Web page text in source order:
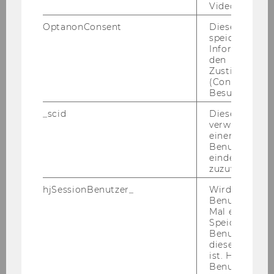
· An der WU ist ein Arbeitskreis für
Gleichbehandlungsfragen eingerichtet. Nähere
http://www.wu.ac.at/structure/lobby/equaltre
· Reise- und Aufenthaltskosten: Wir bitten
Bewerberinnen und Bewerber um Verständnis
dafür, dass Reise- und Aufenthaltskosten, die
Aufnahmeverfahren entstehen, nicht von der
Wirtschaftsuniversität Wien abgegolten
werden können.
In­sti­tut für Wirtschafts-​ und So­zi­al­ge­
ist vor­aus­sicht­lich ab 1. Jän­ner 2011 bis
eine Stel­le für einen Uni­
ver­si­täts­as­sis­ten­ten/eine Uni­ver­si­täts­as­sis­
Video
OptanonConsent
Dieses Cookie
speichert
den
(Consent)
Besuchers.
_scid
Dieses
verwendet,
einem/einer
Benutzer*in
eindeutige ID
zuzuweisen
hjSessionBenutzer_
Wird gesetzt,
Benutzer
Mal eine
Speichert die
Benutzer-ID,
diese Seite
ist. Hotjar
Benutzer